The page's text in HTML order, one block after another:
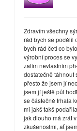
Zdravím všechny
rád bych se podělil
bych rád četl co
výrobní proces se
zatím nevlastním
dostatečně táhnout
přesto že jsem jí
jsem jí ještě půl
se částečně trhala
mi jakš takš
jak dlouho má zrát
zkušenostmi, ať